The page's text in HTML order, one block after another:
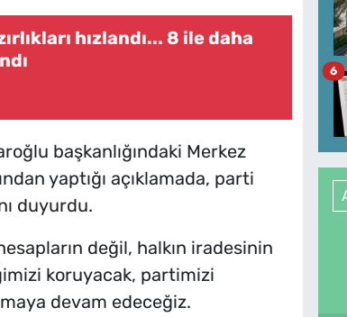
hızlandı... 8 ile daha
başkanlığındaki Merkez
yaptığı açıklamada, parti
duyurdu.
değil, halkın iradesinin
koruyacak, partimizi
devam edeceğiz.
6